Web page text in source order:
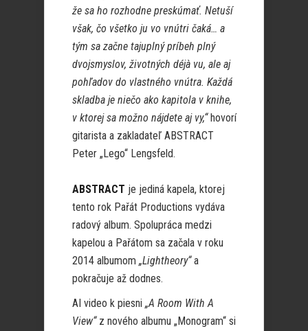
že sa ho rozhodne preskúmať. Netuší
však, čo všetko ju vo vnútri čaká… a
tým sa začne tajuplný príbeh plný
dvojsmyslov, životných déjà vu, ale aj
pohľadov do vlastného vnútra. Každá
skladba je niečo ako kapitola v knihe,
v ktorej sa možno nájdete aj vy,“hovorí
gitarista a zakladateľ ABSTRACT
Peter „Lego“ Lengsfeld.
ABSTRACT je jediná kapela, ktorej
tento rok Pařát Productions vydáva
radový album. Spolupráca medzi
kapelou a Pařátom sa začala v roku
2014 albumom „Lightheory“a
pokračuje až dodnes.
AI video k piesni „A Room With A
View“z nového albumu „Monogram“ si